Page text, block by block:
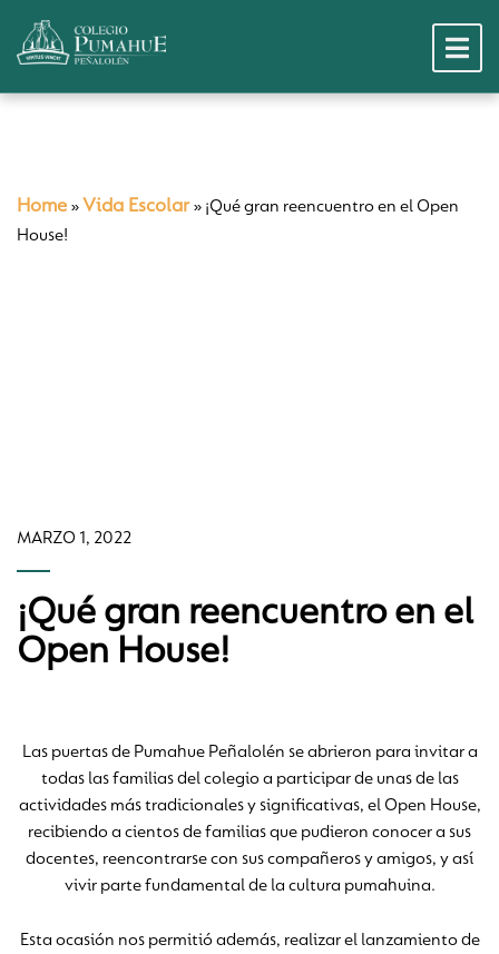
Home » Vida Escolar» ¡Qué gran reencuentro en el Open
House!
MARZO 1, 2022
¡Qué gran reencuentro en el
Open House!
Las puertas de Pumahue Peñalolén se abrieron para invitar a
todas las familias del colegio a participar de unas de las
actividades más tradicionales y significativas, el Open House,
recibiendo a cientos de familias que pudieron conocer a sus
docentes, reencontrarse con sus compañeros y amigos, y así
vivir parte fundamental de la cultura pumahuina.
Esta ocasión nos permitió además, realizar el lanzamiento de